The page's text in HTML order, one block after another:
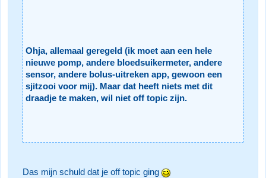
Ohja, allemaal geregeld (ik moet aan een hele
nieuwe pomp, andere bloedsuikermeter, andere
sensor, andere bolus-uitreken app, gewoon een
sjitzooi voor mij). Maar dat heeft niets met dit
draadje te maken, wil niet off topic zijn.
Das mijn schuld dat je off topic ging